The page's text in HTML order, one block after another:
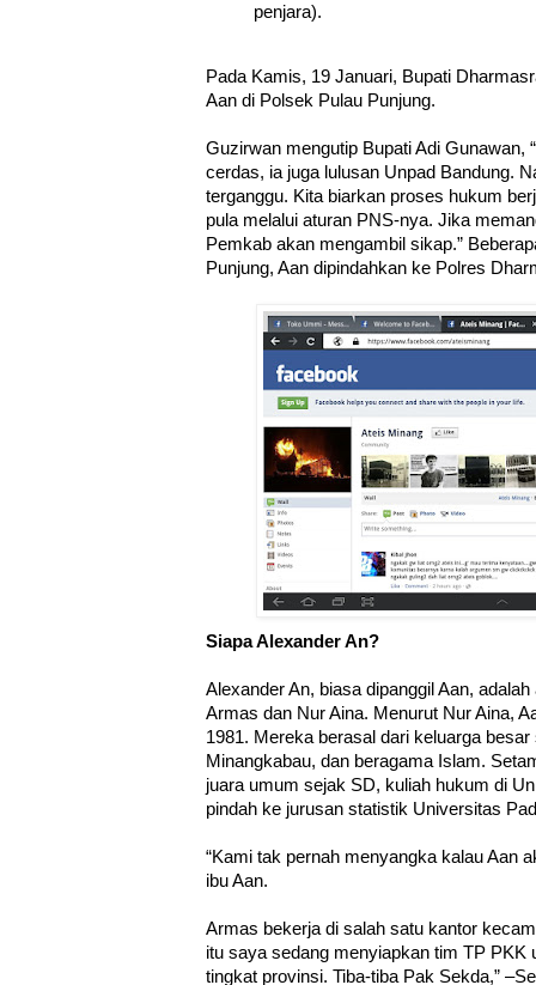
penjara).
Pada Kamis, 19 Januari, Bupati
Aan di Polsek Pulau Punjung.
Guzirwan mengutip Bupati Adi Gunawan,
cerdas, ia juga lulusan Unpad Bandung.
terganggu. Kita biarkan proses hukum
pula melalui aturan PNS-nya. Jika
Pemkab akan mengambil sikap.”
Punjung, Aan dipindahkan ke Polres
Siapa Alexander An?
Alexander An, biasa dipanggil Aan,
Armas dan Nur Aina. Menurut Nur Aina,
1981. Mereka berasal dari keluarga
Minangkabau, dan beragama Islam.
juara umum sejak SD, kuliah hukum di
pindah ke jurusan statistik Universitas
“Kami tak pernah menyangka kalau Aan
ibu Aan.
Armas bekerja di salah satu kantor
itu saya sedang menyiapkan tim TP PKK
tingkat provinsi. Tiba-tiba Pak Sekda,”